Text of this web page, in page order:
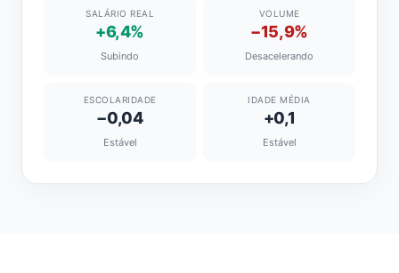
SALÁRIO REAL
+6,4%
Subindo
VOLUME
−15,9%
Desacelerando
ESCOLARIDADE
−0,04
Estável
IDADE MÉDIA
+0,1
Estável